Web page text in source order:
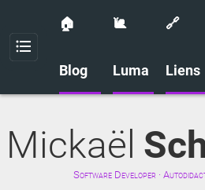
Menu
🏠
Blog
🐌
Luma
🔗
Liens
Mickaël
Software Developer ·